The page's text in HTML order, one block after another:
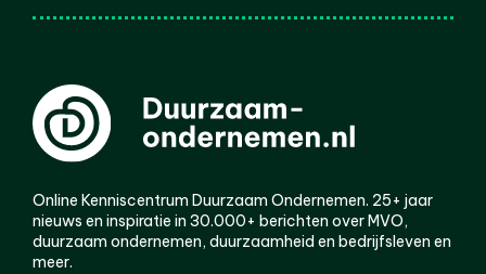
Online Kenniscentrum Duurzaam Ondernemen. 25+ jaar
nieuws en inspiratie in 30.000+ berichten over MVO,
duurzaam ondernemen, duurzaamheid en bedrijfsleven en
meer.